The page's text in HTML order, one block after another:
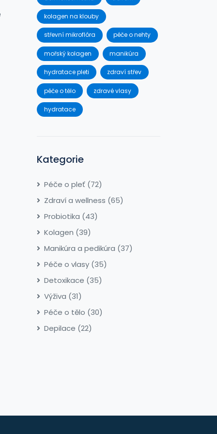
kolagen na klouby
střevní mikroflóra péče o nehty
mořský kolagen manikúra
hydratace pleti zdraví střev
péče o tělo zdravé vlasy
hydratace
Kategorie
Péče o pleť (72)
Zdraví a wellness (65)
Probiotika (43)
Kolagen (39)
Manikúra a pedikúra (37)
Péče o vlasy (35)
Detoxikace (35)
Výživa (31)
Péče o tělo (30)
Depilace (22)